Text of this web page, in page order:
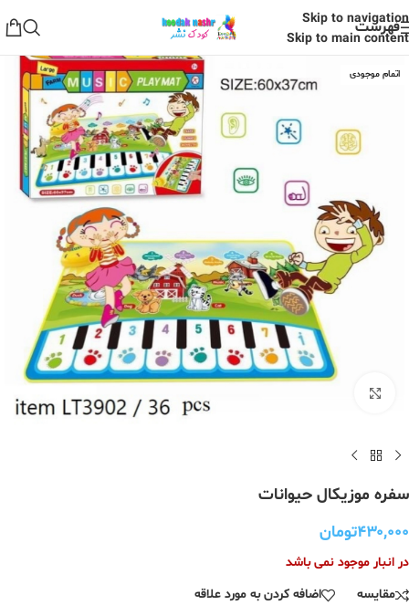
Skip to navigation
Skip to main content
فهرست
اتمام موجودی
سفره موزیکال حیوانات
۴۳۰,۰۰۰تومان
در انبار موجود نمی باشد
مقایسه
اضافه کردن به مورد علاقه